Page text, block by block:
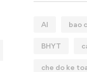
AI bao
BHYT
che do ke